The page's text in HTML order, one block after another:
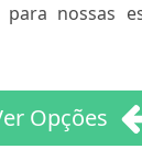
nossas
Opções